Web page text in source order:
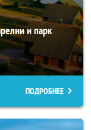
и парк
ПОДРОБНЕЕ